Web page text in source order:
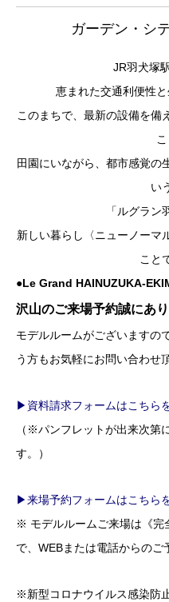
ガーデン・シ
JR羽犬塚
恵まれた交通利便性と
このまちで、最新の設備を備
こ
田園にいながら、都市感覚の
い
「ルグラン
新しい暮らし〈ニューノーマ
こと
●Le Grand HAINUZUKA-
沢山のご来場予約誠にあ
モデルルームがございますの
う方もお気軽にお問い合わせ
▶資料請求フォームはこちら
（※パンフレットが出来次第
す。）
▶来場予約フォームはこちら
※ モデルルームご来場は《完
で、WEBまたは電話からのご
※新型コロナウイルス感染防